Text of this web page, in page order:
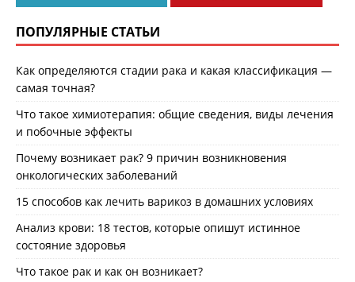
ПОПУЛЯРНЫЕ СТАТЬИ
Как определяются стадии рака и какая классификация —
самая точная?
Что такое химиотерапия: общие сведения, виды лечения
и побочные эффекты
Почему возникает рак? 9 причин возникновения
онкологических заболеваний
15 способов как лечить варикоз в домашних условиях
Анализ крови: 18 тестов, которые опишут истинное
состояние здоровья
Что такое рак и как он возникает?